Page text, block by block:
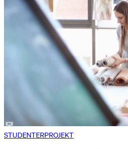
STUDENTERPROJEKT